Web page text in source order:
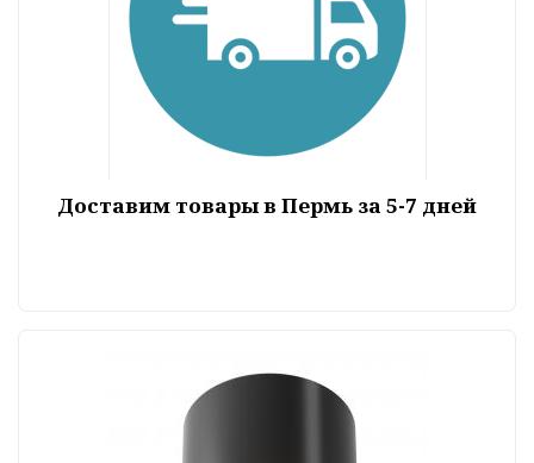
Доставим товары в Пермь за 5-7 дней